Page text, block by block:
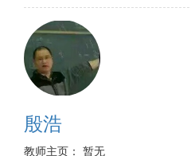
殷浩
教师主页： 暂无